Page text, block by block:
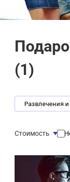
(1)
Развлечения
Стоимость